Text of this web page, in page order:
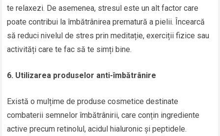
te relaxezi. De asemenea, stresul este un alt factor care
poate contribui la îmbătrânirea prematură a pielii. Încearcă
să reduci nivelul de stres prin meditație, exerciții fizice sau
activități care te fac să te simți bine.
6. Utilizarea produselor anti-îmbătrânire
Există o mulțime de produse cosmetice destinate
combaterii semnelor îmbătrânirii, care conțin ingrediente
active precum retinolul, acidul hialuronic și peptidele.